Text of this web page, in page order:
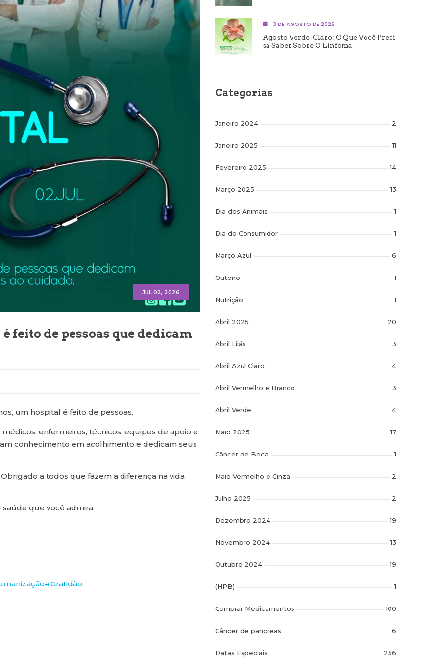
JUL 02, 2026
feito de pessoas que dedicam
um hospital é feito de pessoas.
enfermeiros, técnicos, equipes de apoio e
conhecimento em acolhimento e dedicam seus
a todos que fazem a diferença na vida
que você admira.
#Gratidão
3 DE AGOSTO DE 2026
Agosto Verde-Claro: O Que Você Preci
Sa Saber Sobre O Linfoma
Categorias
Janeiro 2024 2
Janeiro 2025 11
Fevereiro 2025 14
Março 2025 13
Dia dos Animais 1
Dia do Consumidor 1
Março Azul 6
Outono 1
Nutrição 1
Abril 2025 20
Abril Lilás 3
Abril Azul Claro 4
Abril Vermelho e Branco 3
Abril Verde 4
Maio 2025 17
Câncer de Boca 1
Maio Vermelho e Cinza 2
Julho 2025 2
Dezembro 2024 19
Novembro 2024 13
Outubro 2024 19
(HPB) 1
Comprar Medicamentos 100
Câncer de pancreas 6
Datas Especiais 256